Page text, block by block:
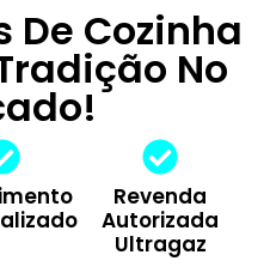
De Cozinha
No
Revenda
Autorizada
Ultragaz